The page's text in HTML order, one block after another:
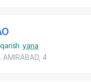
yana
AMIRABAD, 4